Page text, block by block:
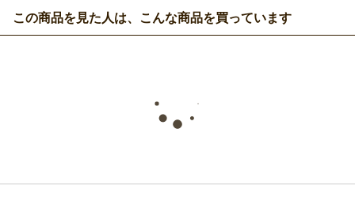
この商品を見た人は、こんな商品を買っています